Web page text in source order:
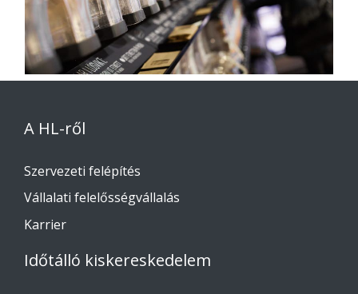
A HL-ről
Szervezeti felépítés
Vállalati felelősségvállalás
Karrier
Időtálló kiskereskedelem